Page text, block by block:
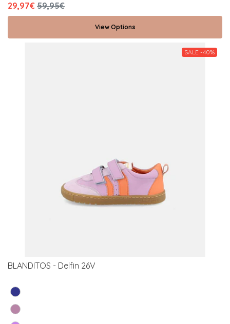
29,97€ 59,95€
View Options
SALE -40%
BLANDITOS - Delfin 26V